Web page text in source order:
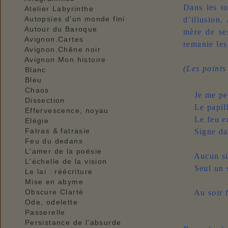
Atelier Labyrinthe
Autopsies d'un monde fini
Autour du Baroque
Avignon.Cartes
Avignon.Chêne noir
Avignon.Mon histoire
Blanc
Bleu
Chaos
Dissection
Effervescence, noyau
Elégie
Fatras & fatrasie
Feu du dedans
L'amer de la poésie
L'échelle de la vision
Le lai : réécriture
Mise en abyme
Obscure Clarté
Ode, odelette
Passerelle
Persistance de l'absurde
Dans les
d’illusion.
mère de
remanie
(Les
Je me
Le
Le feu
Signe
Aucun
Seul un
Au soir